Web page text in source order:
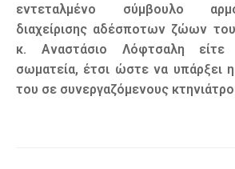
εντεταλμένο σύμβουλο
διαχείρισης αδέσποτων ζώων
κ. Αναστάσιο Λόφτσαλη είτε
σωματεία, έτσι ώστε να υπάρξει
του σε συνεργαζόμενους